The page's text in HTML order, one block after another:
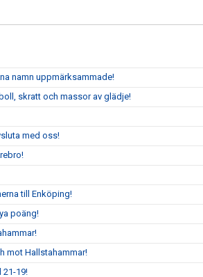
namn uppmärksammade!
skratt och massor av glädje!
med oss!
till Enköping!
poäng!
mot Hallstahammar!
19!